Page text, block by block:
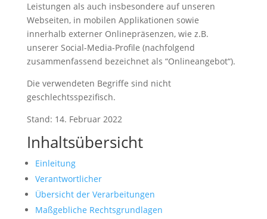
Leistungen als auch insbesondere auf unseren
Webseiten, in mobilen Applikationen sowie
innerhalb externer Onlinepräsenzen, wie z.B.
unserer Social-Media-Profile (nachfolgend
zusammenfassend bezeichnet als “Onlineangebot“).
Die verwendeten Begriffe sind nicht
geschlechtsspezifisch.
Stand: 14. Februar 2022
Inhaltsübersicht
Einleitung
Verantwortlicher
Übersicht der Verarbeitungen
Maßgebliche Rechtsgrundlagen